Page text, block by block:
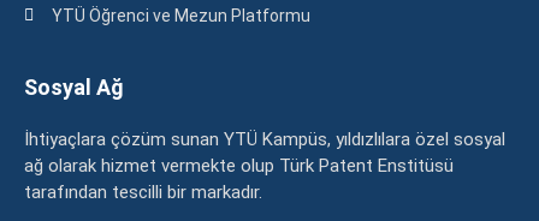
YTÜ Öğrenci ve Mezun Platformu
Sosyal Ağ
İhtiyaçlara çözüm sunan YTÜ Kampüs, yıldızlılara özel sosyal
ağ olarak hizmet vermekte olup Türk Patent Enstitüsü
tarafından tescilli bir markadır.